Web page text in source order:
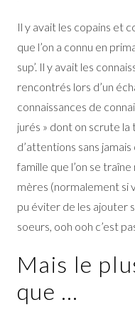
Il y avait les copains et
que l’on a connu en
sup’. Il y avait les
rencontrés lors d’un
connaissances de
jurés » dont on scrute
d’attentions sans
famille que l’on se
mères (normalement si
pu éviter de les ajouter
soeurs, ooh ooh c’est
Mais le
que …